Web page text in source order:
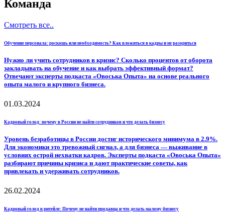
Команда
Смотреть все..
Обучение персонала: роскошь или необходимость? Как вложиться в кадры и не разориться
Нужно ли учить сотрудников в кризис? Сколько процентов от оборота
закладывать на обучение и как выбрать эффективный формат?
Отвечают эксперты подкаста «Овоська Опыта» на основе реального
опыта малого и крупного бизнеса.
01.03.2024
Кадровый голод: почему в России не найти сотрудников и что делать бизнесу
Уровень безработицы в России достиг исторического минимума в 2.9%.
Для экономики это тревожный сигнал, а для бизнеса — выживание в
условиях острой нехватки кадров. Эксперты подкаста «Овоська Опыта»
разбирают причины кризиса и дают практические советы, как
привлекать и удерживать сотрудников.
26.02.2024
Кадровый голод в ритейле: Почему не найти продавца и что делать малому бизнесу